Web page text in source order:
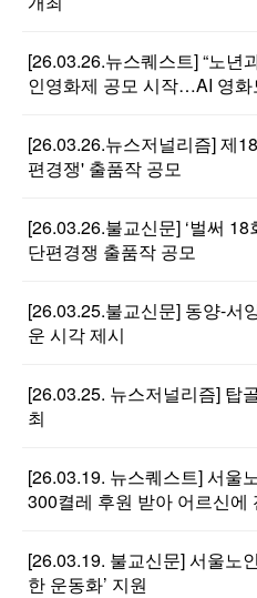
[26.03.26.뉴스퀘스트] “노년
인영화제 공모 시작…AI 영화
[26.03.26.뉴스저널리즘] 제
편경쟁' 출품작 공모
[26.03.26.불교신문] ‘벌써
단편경쟁 출품작 공모
[26.03.25.불교신문] 동양-서
운 시각 제시
[26.03.25. 뉴스저널리즘] 탑
최
[26.03.19. 뉴스퀘스트] 서울
300켤레 후원 받아 어르신에
[26.03.19. 불교신문] 서울노
한 운동화’ 지원